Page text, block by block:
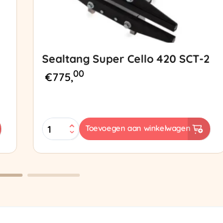
Sealtang Super Cello 420 SCT-2
€775,00
Sealtang
Super
Toevoegen aan winkelwagen